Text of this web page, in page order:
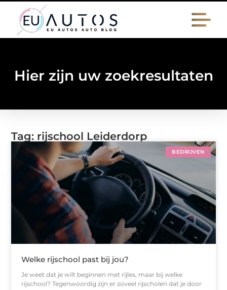
Hier zijn uw zoekresultaten
Tag: rijschool Leiderdorp
BEDRIJVEN
Welke rijschool past bij jou?
Je weet dat je wilt beginnen met rijles, maar bij welke
rijschool? Tegenwoordig zijn er zoveel rijscholen dat je door